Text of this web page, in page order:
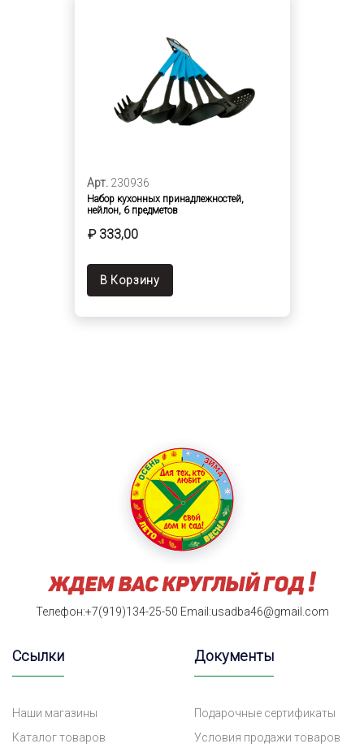
Арт. 230936
Набор кухонных принадлежностей,
нейлон, 6 предметов
₽ 333,00
В Корзину
Телефон:+7(919)134-25-50 Email:usadba46@gmail.com
Ссылки
Наши магазины
Каталог товаров
Документы
Подарочные сертификаты
Условия продажи товаров